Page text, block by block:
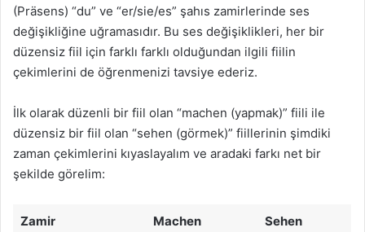
(Präsens) “du” ve “er/sie/es” şahıs zamirlerinde ses
değişikliğine uğramasıdır. Bu ses değişiklikleri, her bir
düzensiz fiil için farklı farklı olduğundan ilgili fiilin
çekimlerini de öğrenmenizi tavsiye ederiz.
İlk olarak düzenli bir fiil olan “machen (yapmak)” fiili ile
düzensiz bir fiil olan “sehen (görmek)” fiillerinin şimdiki
zaman çekimlerini kıyaslayalım ve aradaki farkı net bir
şekilde görelim:
Zamir Machen Sehen